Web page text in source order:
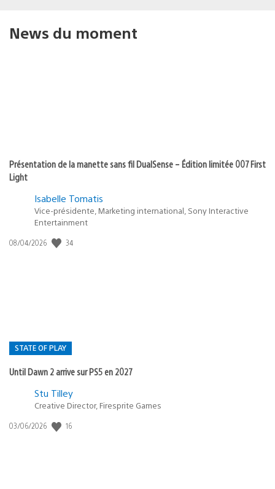
News du moment
Présentation de la manette sans fil DualSense – Édition limitée 007 First
Light
Isabelle Tomatis
Vice-présidente, Marketing international, Sony Interactive
Entertainment
Date
08/04/2026 34
STATE OF PLAY
Until Dawn 2 arrive sur PS5 en 2027
Postée
:
Stu Tilley
Creative Director, Firesprite Games
Date
03/06/2026 16